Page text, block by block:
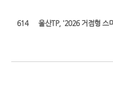
614 울산TP, '2026 거점형 스